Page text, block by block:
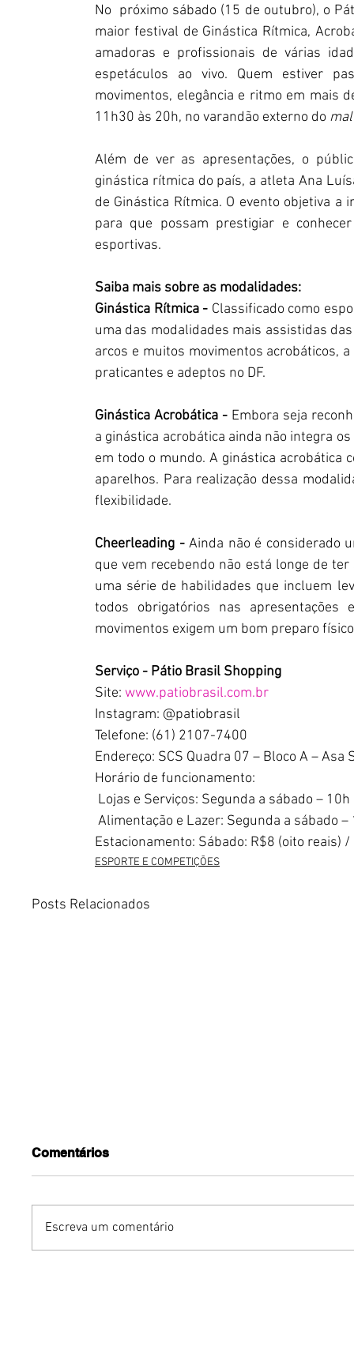
No  próximo sábado (15 de outubro), o
maior festival de Ginástica Rítmica,
amadoras e profissionais de várias
espetáculos ao vivo. Quem estiver
movimentos, elegância e ritmo em mais
11h30 às 20h, no varandão externo do
Além de ver as apresentações, o
ginástica rítmica do país, a atleta Ana
de Ginástica Rítmica. O evento objetiva
para que possam prestigiar e
esportivas.
Saiba mais sobre as modalidades:
Ginástica Rítmica - Classificado como
uma das modalidades mais assistidas
arcos e muitos movimentos acrobáticos,
praticantes e adeptos no DF.
Ginástica Acrobática - Embora seja
a ginástica acrobática ainda não integra
em todo o mundo. A ginástica acrobática
aparelhos. Para realização dessa
flexibilidade.
Cheerleading - Ainda não é considerado
que vem recebendo não está longe de
uma série de habilidades que incluem
todos obrigatórios nas
movimentos exigem um bom preparo
Serviço - Pátio Brasil Shopping
Site: www.patiobrasil.com.br
Instagram: @patiobrasil
Telefone: (61) 2107-7400
Endereço: SCS Quadra 07 – Bloco A – Asa
Horário de funcionamento:
Lojas e Serviços: Segunda a sábado –
Alimentação e Lazer: Segunda a sábado
Estacionamento: Sábado: R$8 (oito reais)
ESPORTE E COMPETIÇÕES
Posts Relacionados
Comentários
Escreva um comentário